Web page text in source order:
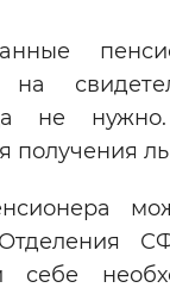
не
получения
себе